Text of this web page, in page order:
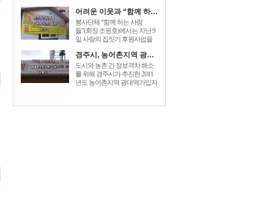
윤병길시의원,김성규시의원 등
신도500여명 dec 26, 2014 – order
baclofen uk link to drugstore: link to
the pharmacy prices description buy
어려운 이웃과 “함께 하는 사람들” 사랑의 집짓기 6호 준공
봉사단체 “함께 하는 사람
들”(회장 조원호)에서는 지난 9
일 사랑의 집짓기 후원사업을
참석한 가운데 동천동 손OO 세
대에게 “사랑의 열쇠”를 전달하
는 준공식을 가졌다. “함께 하는
사람들”은 2005년에 전기, 건축,
경주시, 농어촌지역 광대역가입자망 구축 개통식
도시와 농촌 간 정보격차 해소
를 위해 경주시가 추진한 2011
년도 농어촌지역 광대역가입자
brand name of lioresal, is a muscle